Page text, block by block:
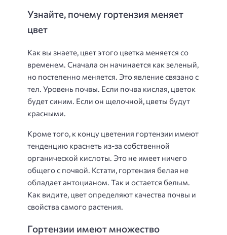
Узнайте, почему гортензия меняет
цвет
Как вы знаете, цвет этого цветка меняется со
временем. Сначала он начинается как зеленый,
но постепенно меняется. Это явление связано с
тел. Уровень почвы. Если почва кислая, цветок
будет синим. Если он щелочной, цветы будут
красными.
Кроме того, к концу цветения гортензии имеют
тенденцию краснеть из-за собственной
органической кислоты. Это не имеет ничего
общего с почвой. Кстати, гортензия белая не
обладает антоцианом. Так и остается белым.
Как видите, цвет определяют качества почвы и
свойства самого растения.
Гортензии имеют множество